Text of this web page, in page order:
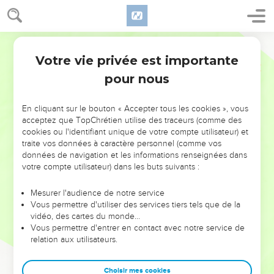
NE MANQUEZ PAS L’ÉVÉNEMENT
DE L’ANNÉE !
ET SI LEURS ERREURS POUVAIENT VOUS ÉVITER LES
VOTRES ?
leur foi ou leur vision. Mais on voit moins les doutes, les erreurs
et les saisons difficiles qu'ils ont traversés, alors même que ce
sont elles qui les ont façonnés.
Dans cette conférence, leaders, entrepreneurs, et responsables
clés pour avancer avec plus de sagesse afin que leurs erreurs
Votre vie privée est importante
pour nous
En cliquant sur le bouton « Accepter tous les cookies », vous
acceptez que TopChrétien utilise des traceurs (comme des
cookies ou l'identifiant unique de votre compte utilisateur) et
traite vos données à caractère personnel (comme vos
données de navigation et les informations renseignées dans
votre compte utilisateur) dans les buts suivants :
Mesurer l'audience de notre service
Vous permettre d'utiliser des services tiers tels que de la
vidéo, des cartes du monde…
Vous permettre d'entrer en contact avec notre service de
relation aux utilisateurs.
Choisir mes cookies